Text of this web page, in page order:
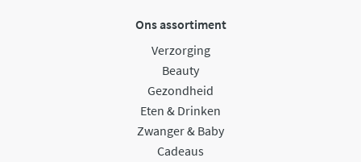
Ons assortiment
Verzorging
Beauty
Gezondheid
Eten & Drinken
Zwanger & Baby
Cadeaus